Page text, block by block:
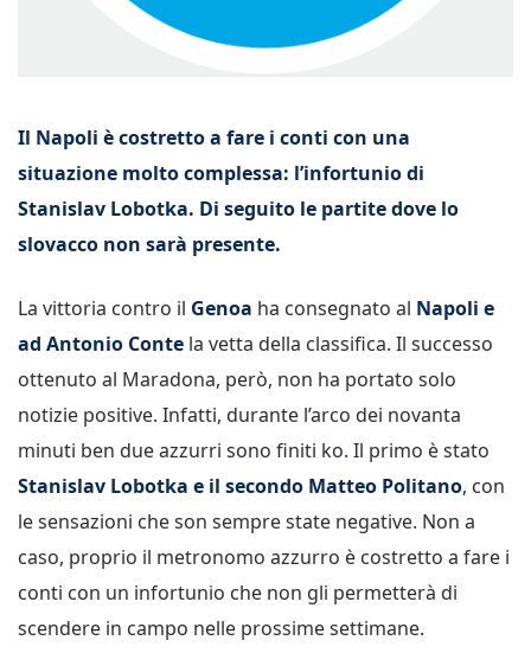
Il Napoli è costretto a fare i conti con una
situazione molto complessa: l’infortunio di
Stanislav Lobotka. Di seguito le partite dove lo
slovacco non sarà presente.
La vittoria contro il Genoa ha consegnato al Napoli e
ad Antonio Conte la vetta della classifica. Il successo
ottenuto al Maradona, però, non ha portato solo
notizie positive. Infatti, durante l’arco dei novanta
minuti ben due azzurri sono finiti ko. Il primo è stato
Stanislav Lobotka e il secondo Matteo Politano, con
le sensazioni che son sempre state negative. Non a
caso, proprio il metronomo azzurro è costretto a fare i
conti con un infortunio che non gli permetterà di
scendere in campo nelle prossime settimane.